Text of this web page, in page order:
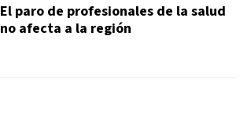
El paro de profesionales de la salud
no afecta a la región